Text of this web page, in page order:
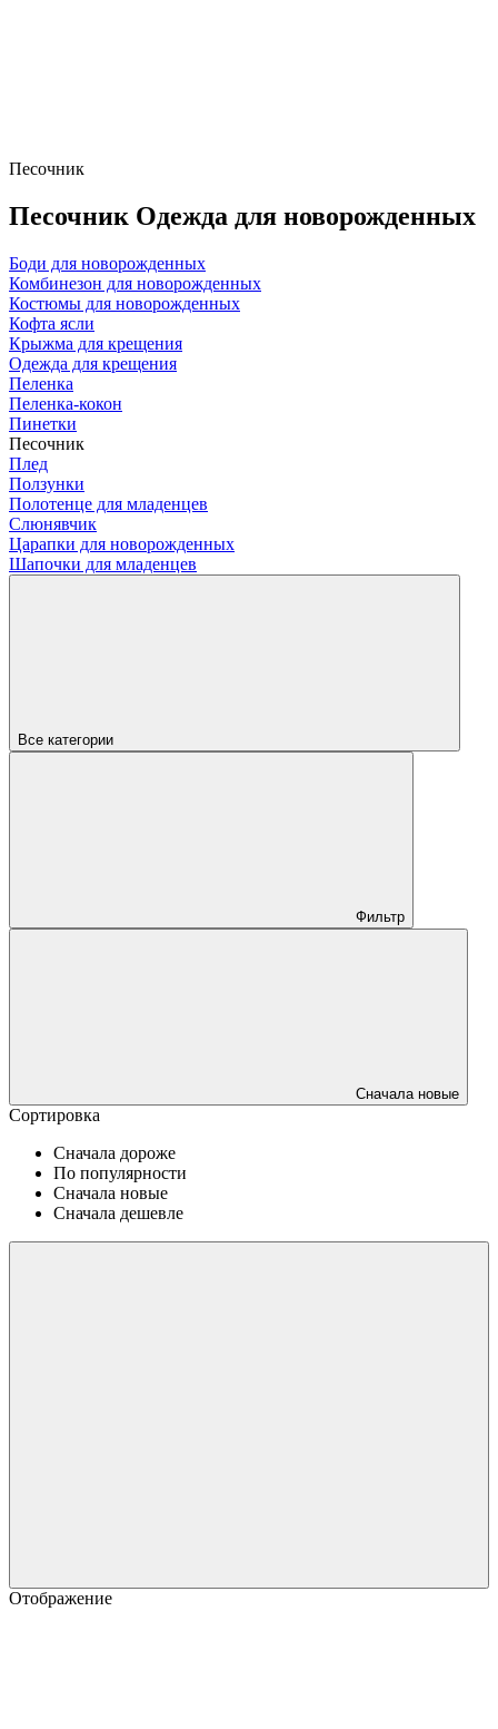
Песочник
Песочник Одежда для новорожденных
Боди для новорожденных
Комбинезон для новорожденных
Костюмы для новорожденных
Кофта ясли
Крыжма для крещения
Одежда для крещения
Пеленка
Пеленка-кокон
Пинетки
Песочник
Плед
Ползунки
Полотенце для младенцев
Слюнявчик
Царапки для новорожденных
Шапочки для младенцев
Все категории
Фильтр
Сначала новые
Сортировка
Сначала дороже
По популярности
Сначала новые
Сначала дешевле
Отображение